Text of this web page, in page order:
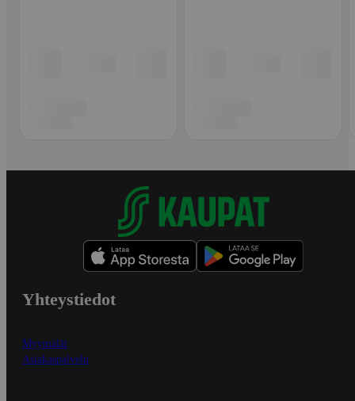
Yhteystiedot
Myymälät
Asiakaspalvelu